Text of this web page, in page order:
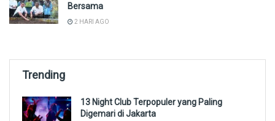
Bersama
2 HARI AGO
Trending
13 Night Club Terpopuler yang Paling
Digemari di Jakarta